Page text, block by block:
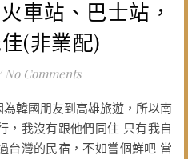
車站、巴士站，
(非業配)
No Comments
，我沒有跟他們同住 只有我自
台灣的民宿，不如嘗個鮮吧 當